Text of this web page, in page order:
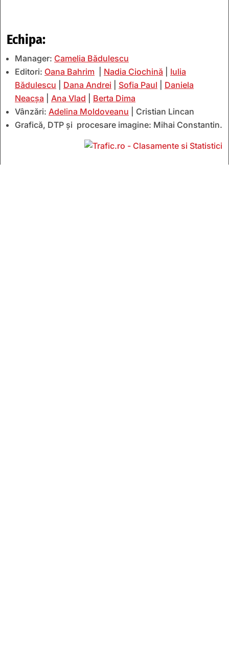
Echipa:
Manager: Camelia Bădulescu
Editori: Oana Bahrim Nadia Ciochină
Iulia
Bădulescu
Dana Andrei Sofia Paul
Daniela
Neacșa
Ana Vlad
Berta Dima
Vânzări: Adelina Moldoveanu | Cristian Lincan
Grafică, DTP și procesare imagine: Mihai Constantin.